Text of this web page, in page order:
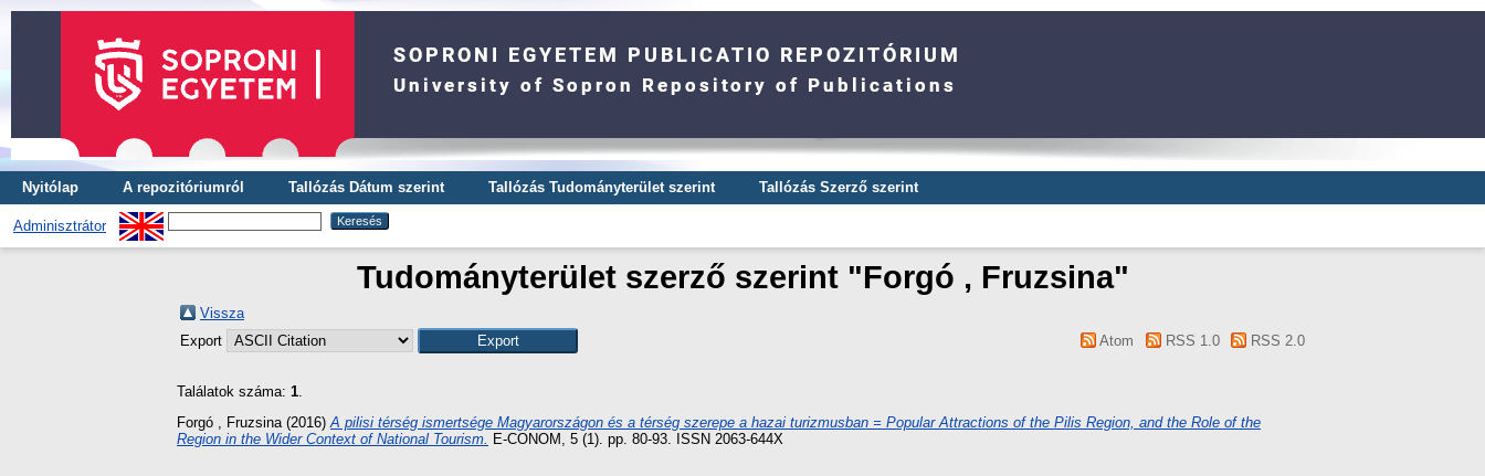
Nyitólap A repozitóriumról Tallózás Dátum szerint Tallózás Tudományterület szerint Tallózás Szerző szerint
Adminisztrátor
Tudományterület szerző szerint "Forgó , Fruzsina"
Vissza
Export
Atom RSS 1.0 RSS 2.0
Találatok száma: 1.
Forgó , Fruzsina (2016) A pilisi térség ismertsége Magyarországon és a térség szerepe a hazai turizmusban = Popular Attractions of the Pilis Region, and the Role of the
Region in the Wider Context of National Tourism.
E-CONOM, 5 (1). pp. 80-93. ISSN 2063-644X